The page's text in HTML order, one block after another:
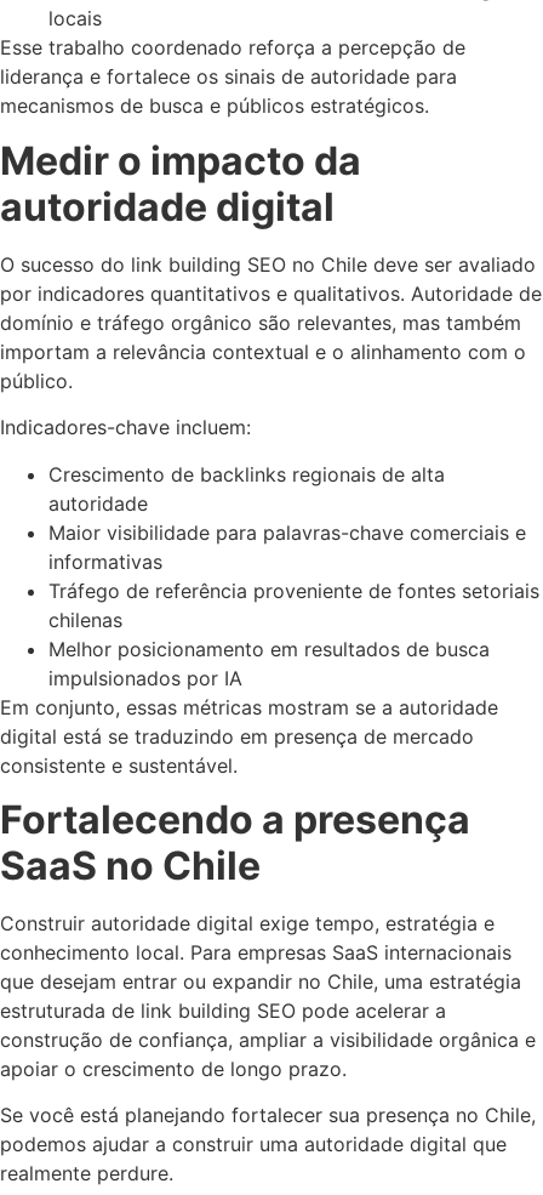
locais
Esse trabalho coordenado reforça a percepção de
liderança e fortalece os sinais de autoridade para
mecanismos de busca e públicos estratégicos.
Medir o impacto da
autoridade digital
O sucesso do link building SEO no Chile deve ser avaliado
por indicadores quantitativos e qualitativos. Autoridade de
domínio e tráfego orgânico são relevantes, mas também
importam a relevância contextual e o alinhamento com o
público.
Indicadores-chave incluem:
Crescimento de backlinks regionais de alta
autoridade
Maior visibilidade para palavras-chave comerciais e
informativas
Tráfego de referência proveniente de fontes setoriais
chilenas
Melhor posicionamento em resultados de busca
impulsionados por IA
Em conjunto, essas métricas mostram se a autoridade
digital está se traduzindo em presença de mercado
consistente e sustentável.
Fortalecendo a presença
SaaS no Chile
Construir autoridade digital exige tempo, estratégia e
conhecimento local. Para empresas SaaS internacionais
que desejam entrar ou expandir no Chile, uma estratégia
estruturada de link building SEO pode acelerar a
construção de confiança, ampliar a visibilidade orgânica e
apoiar o crescimento de longo prazo.
Se você está planejando fortalecer sua presença no Chile,
podemos ajudar a construir uma autoridade digital que
realmente perdure.